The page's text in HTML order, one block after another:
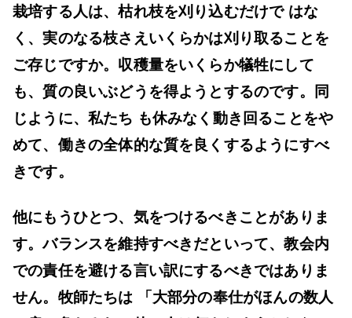
栽培する人は、枯れ枝を刈り込むだけで はな
く、実のなる枝さえいくらかは刈り取ることを
ご存じですか。収穫量をいくらか犠牲にして
も、質の良いぶどうを得ようとするのです。同
じように、私たち も休みなく動き回ることをや
めて、働きの全体的な質を良くするようにすべ
きです。
他にもうひとつ、気をつけるべきことがありま
す。バランスを維持すべきだといって、教会内
での責任を避ける言い訳にするべきではありま
せん。牧師たちは 「大部分の奉仕がほんの数人